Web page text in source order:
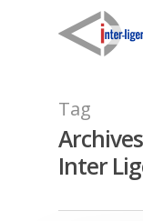
Tag
Inter